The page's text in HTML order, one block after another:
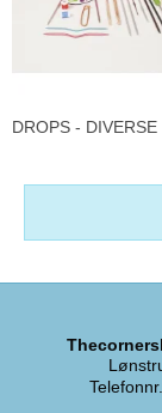
DROPS - DIVERSE
Telefonnr.